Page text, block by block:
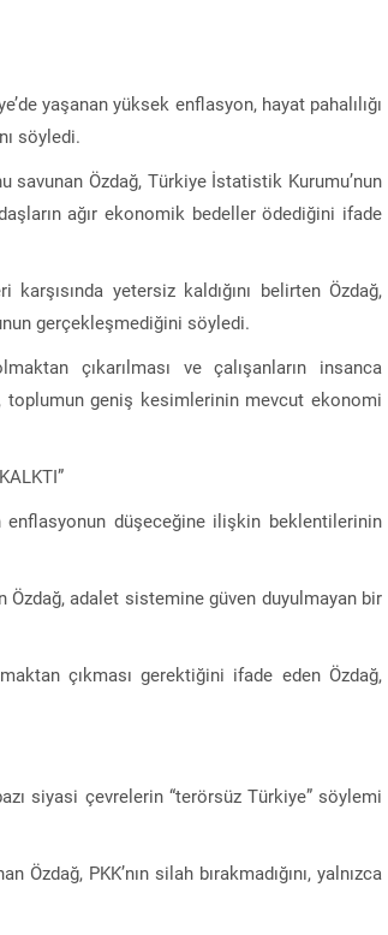
yaşanan yüksek enflasyon, hayat pahalılığı
söyledi.
savunan Özdağ, Türkiye İstatistik Kurumu’nun
ağır ekonomik bedeller ödediğini ifade
yetersiz kaldığını belirten Özdağ,
gerçekleşmediğini söyledi.
çıkarılması ve çalışanların insanca
toplumun geniş kesimlerinin mevcut ekonomi
enflasyonun düşeceğine ilişkin beklentilerinin
adalet sistemine güven duyulmayan bir
çıkması gerektiğini ifade eden Özdağ,
siyasi çevrelerin “terörsüz Türkiye” söylemi
PKK’nın silah bırakmadığını, yalnızca